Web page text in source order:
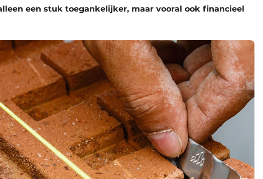
een stuk toegankelijker, maar vooral ook financieel